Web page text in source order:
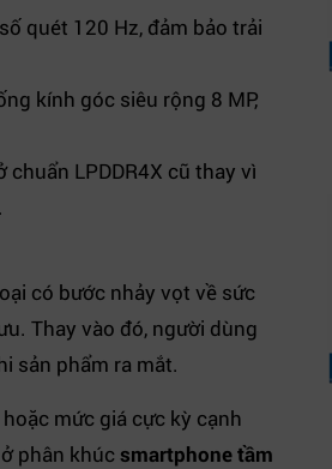
quét 120 Hz, đảm bảo trải
kính góc siêu rộng 8 MP,
LPDDR4X cũ thay vì
có bước nhảy vọt về sức
Thay vào đó, người dùng
sản phẩm ra mắt.
mức giá cực kỳ cạnh
phân khúcsmartphone tầm